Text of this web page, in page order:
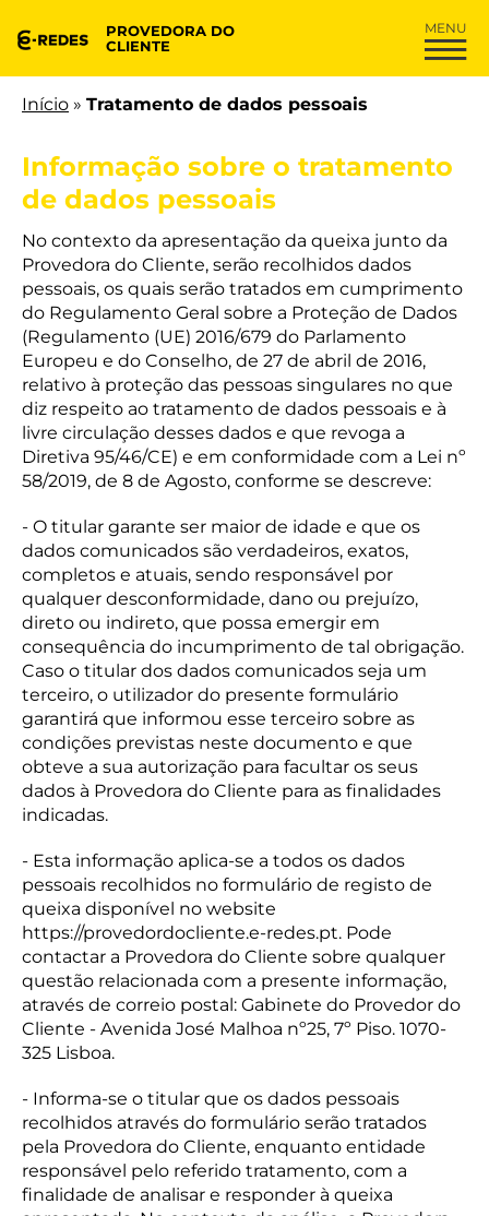
PROVEDORA DO
CLIENTE
Início » Tratamento de dados pessoais
Informação sobre o tratamento
de dados pessoais
No contexto da apresentação da queixa junto da
Provedora do Cliente, serão recolhidos dados
pessoais, os quais serão tratados em cumprimento
do Regulamento Geral sobre a Proteção de Dados
(Regulamento (UE) 2016/679 do Parlamento
Europeu e do Conselho, de 27 de abril de 2016,
relativo à proteção das pessoas singulares no que
diz respeito ao tratamento de dados pessoais e à
livre circulação desses dados e que revoga a
Diretiva 95/46/CE) e em conformidade com a Lei nº
58/2019, de 8 de Agosto, conforme se descreve:
- O titular garante ser maior de idade e que os
dados comunicados são verdadeiros, exatos,
completos e atuais, sendo responsável por
qualquer desconformidade, dano ou prejuízo,
direto ou indireto, que possa emergir em
consequência do incumprimento de tal obrigação.
Caso o titular dos dados comunicados seja um
terceiro, o utilizador do presente formulário
garantirá que informou esse terceiro sobre as
condições previstas neste documento e que
obteve a sua autorização para facultar os seus
dados à Provedora do Cliente para as finalidades
indicadas.
- Esta informação aplica-se a todos os dados
pessoais recolhidos no formulário de registo de
queixa disponível no website
https://provedordocliente.e-redes.pt. Pode
contactar a Provedora do Cliente sobre qualquer
questão relacionada com a presente informação,
através de correio postal: Gabinete do Provedor do
Cliente - Avenida José Malhoa nº25, 7º Piso. 1070-
325 Lisboa.
- Informa-se o titular que os dados pessoais
recolhidos através do formulário serão tratados
pela Provedora do Cliente, enquanto entidade
responsável pelo referido tratamento, com a
finalidade de analisar e responder à queixa